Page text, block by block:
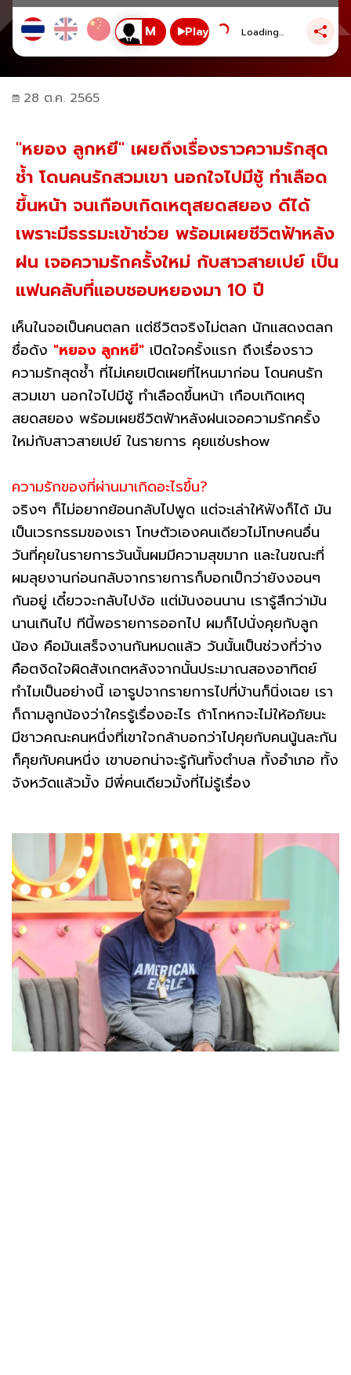
Play Loading...
28 ต.ค. 2565
"หยอง ลูกหยี" เผยถึงเรื่องราวความรักสุด
ช้ำ โดนคนรักสวมเขา นอกใจไปมีชู้ ทำเลือด
ขึ้นหน้า จนเกือบเกิดเหตุสยดสยอง ดีได้
เพราะมีธรรมะเข้าช่วย พร้อมเผยชีวิตฟ้าหลัง
ฝน เจอความรักครั้งใหม่ กับสาวสายเปย์ เป็น
แฟนคลับที่แอบชอบหยองมา 10 ปี
เห็นในจอเป็นคนตลก แต่ชีวิตจริงไม่ตลก นักแสดงตลก
ชื่อดัง "หยอง ลูกหยี" เปิดใจครั้งแรก ถึงเรื่องราว
ความรักสุดช้ำ ที่ไม่เคยเปิดเผยที่ไหนมาก่อน โดนคนรัก
สวมเขา นอกใจไปมีชู้ ทำเลือดขึ้นหน้า เกือบเกิดเหตุ
สยดสยอง พร้อมเผยชีวิตฟ้าหลังฝนเจอความรักครั้ง
ใหม่กับสาวสายเปย์ ในรายการ คุยแซ่บshow
ความรักของที่ผ่านมาเกิดอะไรขึ้น?
จริงๆ ก็ไม่อยากย้อนกลับไปพูด แต่จะเล่าให้ฟังก็ได้ มัน
เป็นเวรกรรมของเรา โทษตัวเองคนเดียวไม่โทษคนอื่น
วันที่คุยในรายการวันนั้นผมมีความสุขมาก และในขณะที่
ผมลุยงานก่อนกลับจากรายการก็บอกเป็กว่ายังงอนๆ
กันอยู่ เดี๋ยวจะกลับไปง้อ แต่มันงอนนาน เรารู้สึกว่ามัน
นานเกินไป ทีนี้พอรายการออกไป ผมก็ไปนั่งคุยกับลูก
น้อง คือมันเสร็จงานกันหมดแล้ว วันนั้นเป็นช่วงที่ว่าง
คือตงิดใจผิดสังเกตหลังจากนั้นประมาณสองอาทิตย์
ทำไมเป็นอย่างนี้ เอารูปจากรายการไปที่บ้านก็นิ่งเฉย เรา
ก็ถามลูกน้องว่าใครรู้เรื่องอะไร ถ้าโกหกจะไม่ให้อภัยนะ
มีชาวคณะคนหนึ่งที่เขาใจกล้าบอกว่าไปคุยกับคนนู้นละกัน
ก็คุยกับคนหนึ่ง เขาบอกน่าจะรู้กันทั้งตำบล ทั้งอำเภอ ทั้ง
จังหวัดแล้วมั้ง มีพี่คนเดียวมั้งที่ไม่รู้เรื่อง